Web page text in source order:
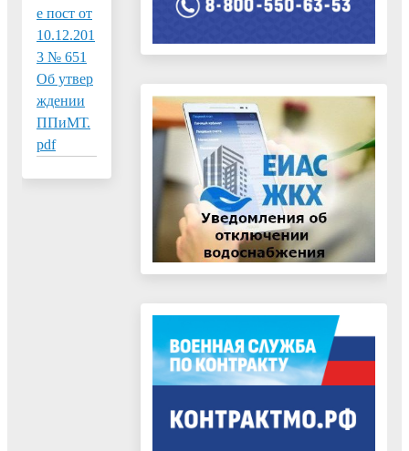
е пост от
10.12.201
3 № 651
Об утвер
ждении
ППиМТ.
pdf